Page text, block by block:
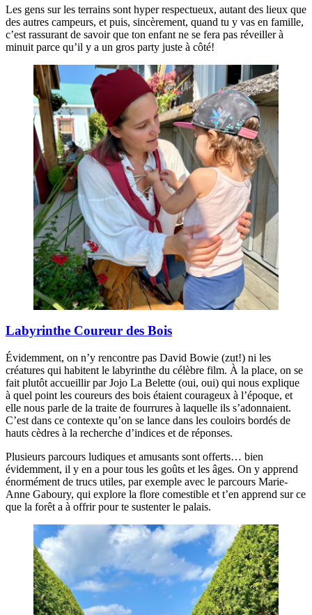
Les gens sur les terrains sont hyper respectueux, autant des lieux que
des autres campeurs, et puis, sincèrement, quand tu y vas en famille,
c’est rassurant de savoir que ton enfant ne se fera pas réveiller à
minuit parce qu’il y a un gros party juste à côté!
Labyrinthe Coureur des Bois
Évidemment, on n’y rencontre pas David Bowie (zut!) ni les
créatures qui habitent le labyrinthe du célèbre film. À la place, on se
fait plutôt accueillir par Jojo La Belette (oui, oui) qui nous explique
à quel point les coureurs des bois étaient courageux à l’époque, et
elle nous parle de la traite de fourrures à laquelle ils s’adonnaient.
C’est dans ce contexte qu’on se lance dans les couloirs bordés de
hauts cèdres à la recherche d’indices et de réponses.
Plusieurs parcours ludiques et amusants sont offerts… bien
évidemment, il y en a pour tous les goûts et les âges. On y apprend
énormément de trucs utiles, par exemple avec le parcours Marie-
Anne Gaboury, qui explore la flore comestible et t’en apprend sur ce
que la forêt a à offrir pour te sustenter le palais.